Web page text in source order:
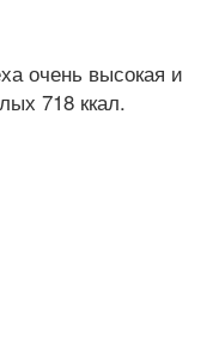
очень высокая и
718 ккал.